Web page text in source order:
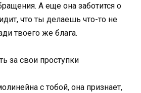
А еще она заботится о
что ты делаешь что-то не
твоего же блага.
за свои проступки
с тобой, она признает,